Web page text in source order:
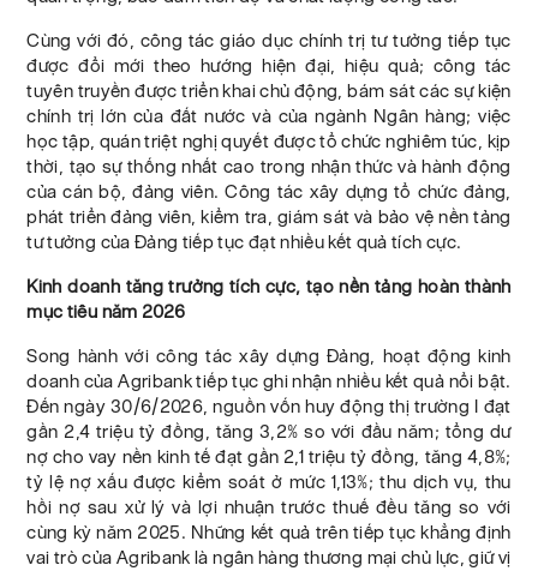
Cùng với đó, công tác giáo dục chính trị tư tưởng tiếp tục
được đổi mới theo hướng hiện đại, hiệu quả; công tác
tuyên truyền được triển khai chủ động, bám sát các sự kiện
chính trị lớn của đất nước và của ngành Ngân hàng; việc
học tập, quán triệt nghị quyết được tổ chức nghiêm túc, kịp
thời, tạo sự thống nhất cao trong nhận thức và hành động
của cán bộ, đảng viên. Công tác xây dựng tổ chức đảng,
phát triển đảng viên, kiểm tra, giám sát và bảo vệ nền tảng
tư tưởng của Đảng tiếp tục đạt nhiều kết quả tích cực.
Kinh doanh tăng trưởng tích cực, tạo nền tảng hoàn thành
mục tiêu năm 2026
Song hành với công tác xây dựng Đảng, hoạt động kinh
doanh của Agribank tiếp tục ghi nhận nhiều kết quả nổi bật.
Đến ngày 30/6/2026, nguồn vốn huy động thị trường I đạt
gần 2,4 triệu tỷ đồng, tăng 3,2% so với đầu năm; tổng dư
nợ cho vay nền kinh tế đạt gần 2,1 triệu tỷ đồng, tăng 4,8%;
tỷ lệ nợ xấu được kiểm soát ở mức 1,13%; thu dịch vụ, thu
hồi nợ sau xử lý và lợi nhuận trước thuế đều tăng so với
cùng kỳ năm 2025. Những kết quả trên tiếp tục khẳng định
vai trò của Agribank là ngân hàng thương mại chủ lực, giữ vị